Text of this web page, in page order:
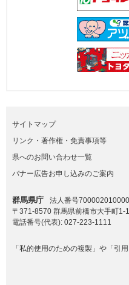
サイトマップ
リンク・著作権・免責事項等
県へのお問い合わせ一覧
バナー広告お申し込みのご案内
群馬県庁
法人番号
〒371-8570 群馬県前橋市大手町1-
電話番号(代表): 027-223-1111
「私的使用のための複製」や「引